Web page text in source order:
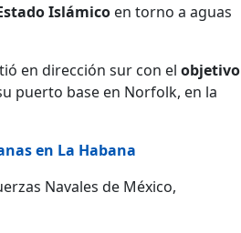
Islámico en torno a aguas
en dirección sur con el objetivo
puerto base en Norfolk, en la
en La Habana
Navales de México,